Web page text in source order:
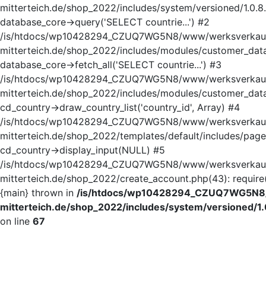
mitterteich.de/shop_2022/includes/system/versioned/
database_core->query('SELECT countrie...') #2
/is/htdocs/wp10428294_CZUQ7WG5N8/www/
mitterteich.de/shop_2022/includes/modules/
database_core->fetch_all('SELECT countrie...') #3
/is/htdocs/wp10428294_CZUQ7WG5N8/www/
mitterteich.de/shop_2022/includes/modules/
cd_country->draw_country_list('country_id', Array) #4
/is/htdocs/wp10428294_CZUQ7WG5N8/www/
mitterteich.de/shop_2022/templates/default/includes/
cd_country->display_input(NULL) #5
/is/htdocs/wp10428294_CZUQ7WG5N8/www/
mitterteich.de/shop_2022/create_account.php(43):
{main} thrown in /is/htdocs/
mitterteich.de/shop_2022/includes/system/versioned/
on line 67